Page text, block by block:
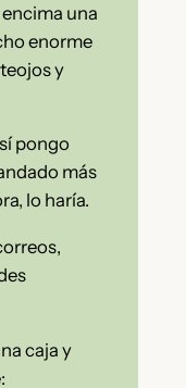
una
enorme
y
pongo
más
lo haría.
caja y